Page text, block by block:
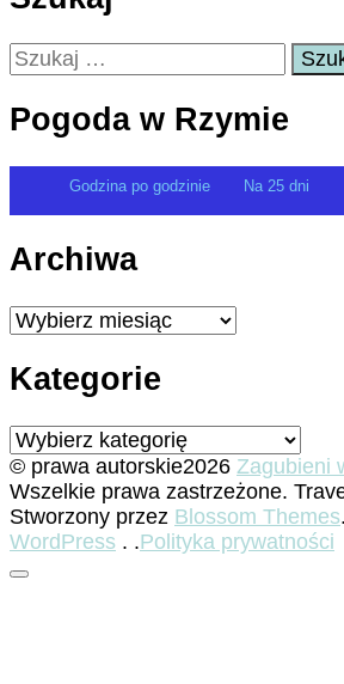
Szukaj:
Pogoda w Rzymie
Godzina po godzinie Na 25 dni
Archiwa
Archiwa
Kategorie
Kategorie
© prawa autorskie2026 Zagubieni
Wszelkie prawa zastrzeżone.
Stworzony przez Blossom Themes
WordPress . .Polityka prywatności